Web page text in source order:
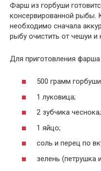
Фарш из горбуши
консервированной рыбы.
необходимо сначала
рыбу очистить от чешуи и
Для приготовления
500 грамм
1 луковица;
2 зубчика чеснока;
1 яйцо;
соль и перец по
зелень (петрушка